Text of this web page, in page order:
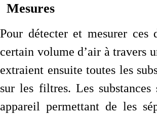
Mesures
Pour détecter et mesurer ces
certain volume d’air à travers
extraient ensuite toutes les
sur les filtres. Les
appareil permettant de les